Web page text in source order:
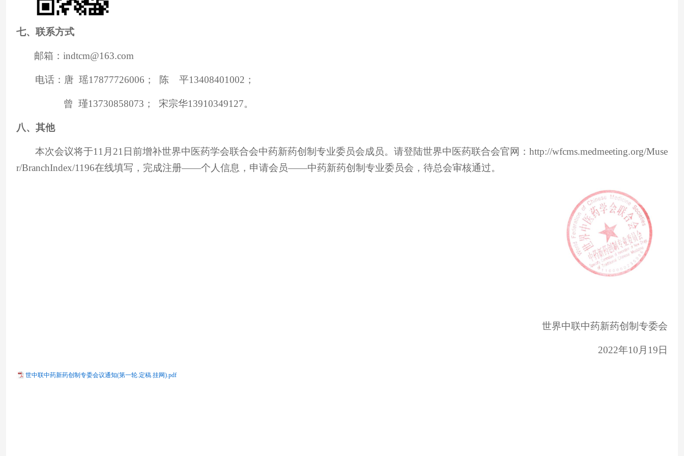
七、联系方式
邮箱：indtcm@163.com
电话：唐 瑶17877726006； 陈 平13408401002；
曾 瑾13730858073； 宋宗华13910349127。
八、其他
本次会议将于11月21日前增补世界中医药学会联合会中药新药创制专业委员会成员。请登陆世界中医药联合会官网：http://wfcms.medmeeting.org/Muse
r/BranchIndex/1196在线填写，完成注册——个人信息，申请会员——中药新药创制专业委员会，待总会审核通过。
世界中联中药新药创制专委会
2022年10月19日
世中联中药新药创制专委会议通知(第一轮.定稿.挂网).pdf